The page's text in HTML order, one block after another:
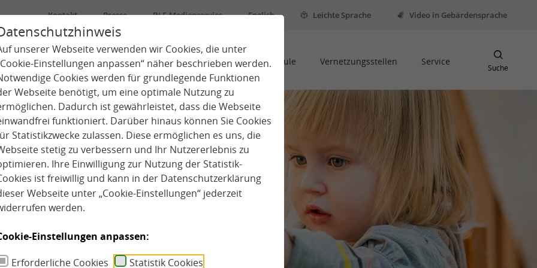
unserer Webseite verwenden wir Cookies, die unter
Einstellungen anpassen“ näher beschrieben werden.
Cookies werden für grundlegende Funktionen
Webseite benötigt, um eine optimale Nutzung zu
Dadurch ist gewährleistet, dass die Webseite
funktioniert. Darüber hinaus können Sie Cookies
Statistikzwecke zulassen. Diese ermöglichen es uns, die
stetig zu verbessern und Ihr Nutzererlebnis zu
Ihre Einwilligung zur Nutzung der Statistik-
ist freiwillig und kann in der Datenschutzerklärung
Webseite unter „Cookie-Einstellungen“ jederzeit
werden.
Einstellungen anpassen:
Erforderliche Cookies
Statistik Cookies
Kontakt Presse BLE-Medienservice English Leichte Sprache Video in Gebärdensprache
Über uns Kindertagespflege Kita Schule Vernetzungsstellen Service
Suche